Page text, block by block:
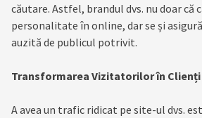
căutare. Astfel, brandul dvs. nu doar că
personalitate în online, dar se și
auzită de publicul potrivit.
Transformarea Vizitatorilor în Clienți
A avea un trafic ridicat pe site-ul dvs.